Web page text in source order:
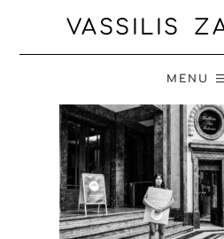
VASSILIS
MENU